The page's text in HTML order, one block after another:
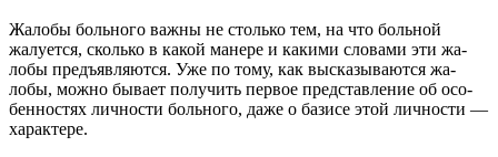
Жалобы больного важны не столько тем, на что больной
жалуется, сколько в какой манере и какими словами эти жа­
лобы предъявляются. Уже по тому, как высказываются жа­
лобы, можно бывает получить первое представление об осо­
бенностях личности больного, даже о базисе этой личности —
характере.